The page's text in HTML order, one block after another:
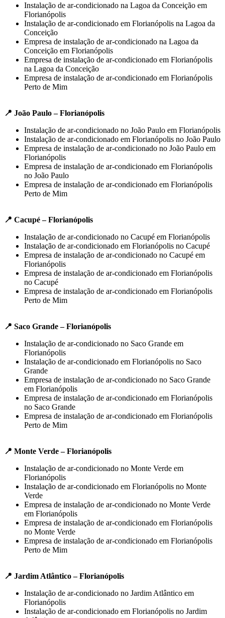
Instalação de ar-condicionado na Lagoa da Conceição em
Florianópolis
Instalação de ar-condicionado em Florianópolis na Lagoa da
Conceição
Empresa de instalação de ar-condicionado na Lagoa da
Conceição em Florianópolis
Empresa de instalação de ar-condicionado em Florianópolis
na Lagoa da Conceição
Empresa de instalação de ar-condicionado em Florianópolis
Perto de Mim
📍 João Paulo – Florianópolis
Instalação de ar-condicionado no João Paulo em Florianópolis
Instalação de ar-condicionado em Florianópolis no João Paulo
Empresa de instalação de ar-condicionado no João Paulo em
Florianópolis
Empresa de instalação de ar-condicionado em Florianópolis
no João Paulo
Empresa de instalação de ar-condicionado em Florianópolis
Perto de Mim
📍 Cacupé – Florianópolis
Instalação de ar-condicionado no Cacupé em Florianópolis
Instalação de ar-condicionado em Florianópolis no Cacupé
Empresa de instalação de ar-condicionado no Cacupé em
Florianópolis
Empresa de instalação de ar-condicionado em Florianópolis
no Cacupé
Empresa de instalação de ar-condicionado em Florianópolis
Perto de Mim
📍 Saco Grande – Florianópolis
Instalação de ar-condicionado no Saco Grande em
Florianópolis
Instalação de ar-condicionado em Florianópolis no Saco
Grande
Empresa de instalação de ar-condicionado no Saco Grande
em Florianópolis
Empresa de instalação de ar-condicionado em Florianópolis
no Saco Grande
Empresa de instalação de ar-condicionado em Florianópolis
Perto de Mim
📍 Monte Verde – Florianópolis
Instalação de ar-condicionado no Monte Verde em
Florianópolis
Instalação de ar-condicionado em Florianópolis no Monte
Verde
Empresa de instalação de ar-condicionado no Monte Verde
em Florianópolis
Empresa de instalação de ar-condicionado em Florianópolis
no Monte Verde
Empresa de instalação de ar-condicionado em Florianópolis
Perto de Mim
📍 Jardim Atlântico – Florianópolis
Instalação de ar-condicionado no Jardim Atlântico em
Florianópolis
Instalação de ar-condicionado em Florianópolis no Jardim